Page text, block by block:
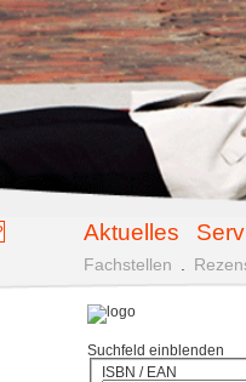
Aktuelles
Fachstellen
Suchfeld einblenden
ISBN / EAN